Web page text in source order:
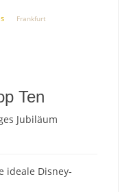
Frankfurt
Ten
Jubiläum
ideale Disney-